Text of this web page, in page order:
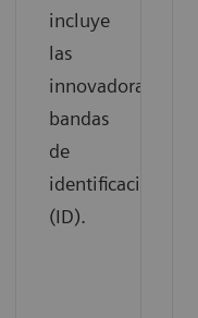
incluye
las
innovadoras
bandas
de
identificación
(ID).